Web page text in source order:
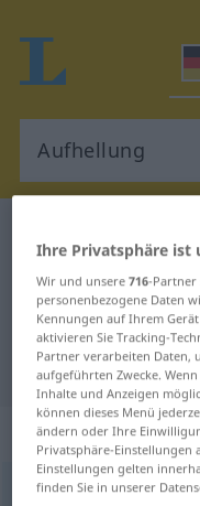
Deutsch-
"Aufhellung"
"Aufhellung"
Aufhellungf <
Ihre Privatsphäre ist
Wir und unsere716-Partner
personenbezogene Daten
Kennungen auf Ihrem
aktivieren Sie Tracking-
Partner verarbeiten Daten,
aufgeführten Zwecke.
Inhalte und Anzeigen
können dieses Menü
ändern oder Ihre
Privatsphäre-Einstellungen
Einstellungen gelten
finden Sie in unserer